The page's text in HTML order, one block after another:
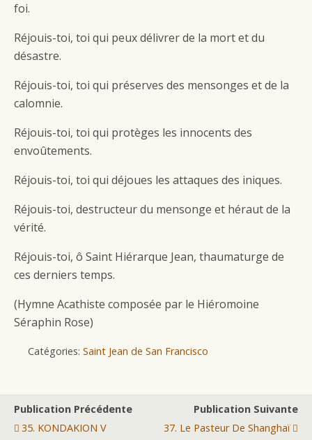
foi.
Réjouis-toi, toi qui peux délivrer de la mort et du
désastre.
Réjouis-toi, toi qui préserves des mensonges et de la
calomnie.
Réjouis-toi, toi qui protèges les innocents des
envoûtements.
Réjouis-toi, toi qui déjoues les attaques des iniques.
Réjouis-toi, destructeur du mensonge et héraut de la
vérité.
Réjouis-toi, ô Saint Hiérarque Jean, thaumaturge de
ces derniers temps.
(Hymne Acathiste composée par le Hiéromoine
Séraphin Rose)
Catégories: Saint Jean de San Francisco
Publication Précédente
35. KONDAKION V
Publication Suivante
37. Le Pasteur De Shanghaï